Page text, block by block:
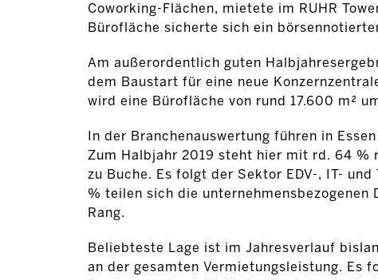
Coworking-Flächen, mietete im RUHR
Bürofläche sicherte sich ein
Am außerordentlich guten
dem Baustart für eine neue
wird eine Bürofläche von rund 17.600 m²
In der Branchenauswertung führen in
Zum Halbjahr 2019 steht hier mit rd. 64 %
zu Buche. Es folgt der Sektor EDV-, IT-
% teilen sich die
Rang.
Beliebteste Lage ist im Jahresverlauf
an der gesamten Vermietungsleistung. Es